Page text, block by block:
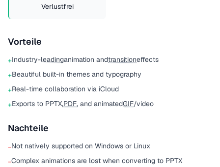
Verlustfrei
Vorteile
+Industry-leadinganimation andtransitioneffects
+Beautiful built-in themes and typography
+Real-time collaboration via iCloud
+Exports to PPTX,PDF, and animatedGIF/video
Nachteile
−Not natively supported on Windows or Linux
−Complex animations are lost when converting to PPTX